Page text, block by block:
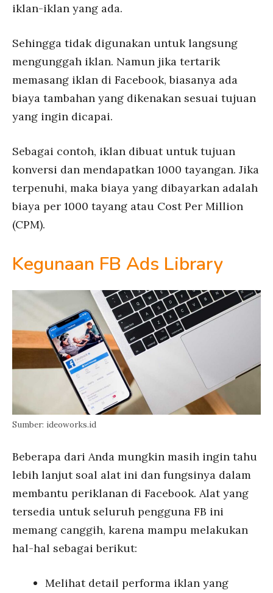
iklan-iklan yang ada.
Sehingga tidak digunakan untuk langsung
mengunggah iklan. Namun jika tertarik
memasang iklan di Facebook, biasanya ada
biaya tambahan yang dikenakan sesuai tujuan
yang ingin dicapai.
Sebagai contoh, iklan dibuat untuk tujuan
konversi dan mendapatkan 1000 tayangan. Jika
terpenuhi, maka biaya yang dibayarkan adalah
biaya per 1000 tayang atau Cost Per Million
(CPM).
Kegunaan FB Ads Library
Sumber: ideoworks.id
Beberapa dari Anda mungkin masih ingin tahu
lebih lanjut soal alat ini dan fungsinya dalam
membantu periklanan di Facebook. Alat yang
tersedia untuk seluruh pengguna FB ini
memang canggih, karena mampu melakukan
hal-hal sebagai berikut:
Melihat detail performa iklan yang